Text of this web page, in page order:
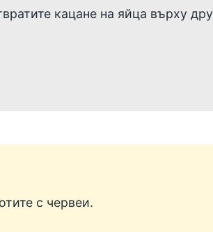
кацане на яйца върху
с червеи.